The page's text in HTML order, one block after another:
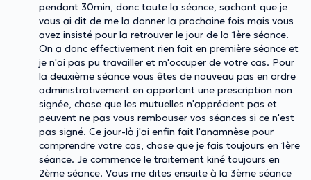
pendant 30min, donc toute la séance, sachant que je
vous ai dit de me la donner la prochaine fois mais vous
avez insisté pour la retrouver le jour de la 1ère séance.
On a donc effectivement rien fait en première séance et
je n'ai pas pu travailler et m'occuper de votre cas. Pour
la deuxième séance vous êtes de nouveau pas en ordre
administrativement en apportant une prescription non
signée, chose que les mutuelles n'apprécient pas et
peuvent ne pas vous rembouser vos séances si ce n'est
pas signé. Ce jour-là j'ai enfin fait l'anamnèse pour
comprendre votre cas, chose que je fais toujours en 1ère
séance. Je commence le traitement kiné toujours en
2ème séance. Vous me dites ensuite à la 3ème séance